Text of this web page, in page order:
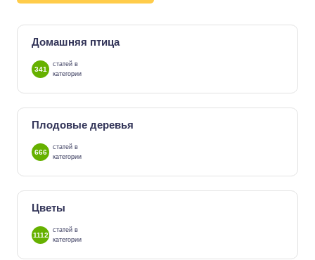
Домашняя птица
341
статей в
категории
Плодовые деревья
666
статей в
категории
Цветы
1112
статей в
категории